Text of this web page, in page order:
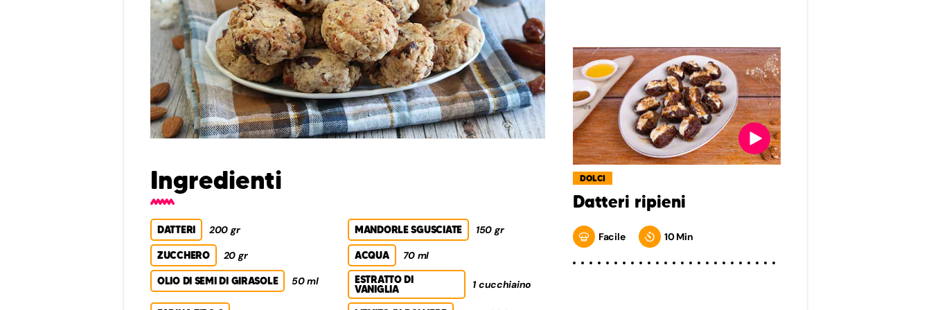
Ingredienti
DATTERI 200 gr MANDORLE SGUSCIATE 150 gr
ZUCCHERO 20 gr ACQUA 70 ml
OLIO DI SEMI DI GIRASOLE 50 ml ESTRATTO DI
VANIGLIA 1 cucchiaino
DOLCI
Datteri ripieni
Facile 10 Min